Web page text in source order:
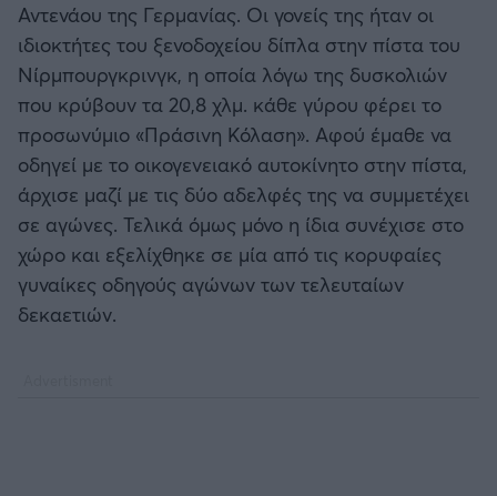
Αντενάου της Γερμανίας. Οι γονείς της ήταν οι
ιδιοκτήτες του ξενοδοχείου δίπλα στην πίστα του
Νίρμπουργκρινγκ, η οποία λόγω της δυσκολιών
που κρύβουν τα 20,8 χλμ. κάθε γύρου φέρει το
προσωνύμιο «Πράσινη Κόλαση». Αφού έμαθε να
οδηγεί με το οικογενειακό αυτοκίνητο στην πίστα,
άρχισε μαζί με τις δύο αδελφές της να συμμετέχει
σε αγώνες. Τελικά όμως μόνο η ίδια συνέχισε στο
χώρο και εξελίχθηκε σε μία από τις κορυφαίες
γυναίκες οδηγούς αγώνων των τελευταίων
δεκαετιών.